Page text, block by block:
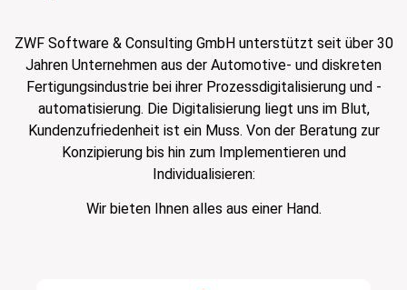
ZWF Software & Consulting GmbH unterstützt seit über 30
Jahren Unternehmen aus der Automotive- und diskreten
Fertigungsindustrie bei ihrer Prozessdigitalisierung und -
automatisierung. Die Digitalisierung liegt uns im Blut,
Kundenzufriedenheit ist ein Muss. Von der Beratung zur
Konzipierung bis hin zum Implementieren und
Individualisieren:
Wir bieten Ihnen alles aus einer Hand.